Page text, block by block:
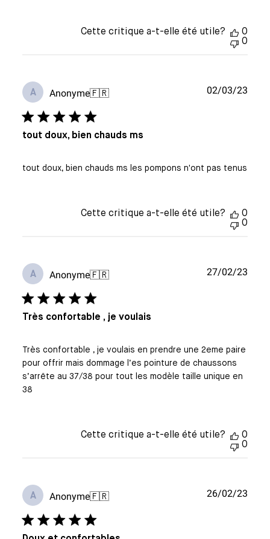
Cette critique a-t-elle été utile?
0
0
A Anonyme🇫🇷
tout doux, bien chauds ms
tout doux, bien chauds ms les pompons n'ont pas tenus
02/03/23
Cette critique a-t-elle été utile?
0
0
A Anonyme🇫🇷
Très confortable , je voulais
Très confortable , je voulais en prendre une 2eme paire
pour offrir mais dommage l’es pointure de chaussons
s’arrête au 37/38 pour tout les modèle taille unique en
38
27/02/23
Cette critique a-t-elle été utile?
0
0
A Anonyme🇫🇷 26/02/23